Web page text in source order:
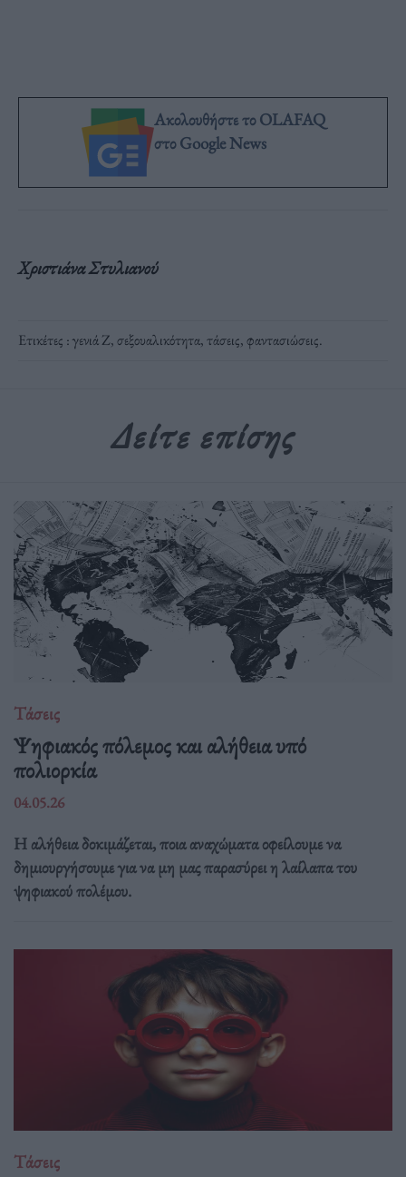
Ακολουθήστε το OLAFAQ
στο Google News
Χριστιάνα Στυλιανού
Ετικέτες :γενιά Ζ,σεξουαλικότητα,τάσεις,φαντασιώσεις.
Δείτε επίσης
Τάσεις
Ψηφιακός πόλεμος και αλήθεια υπό
πολιορκία
04.05.26
Η αλήθεια δοκιμάζεται, ποια αναχώματα οφείλουμε να
δημιουργήσουμε για να μη μας παρασύρει η λαίλαπα του
ψηφιακού πολέμου.
Τάσεις